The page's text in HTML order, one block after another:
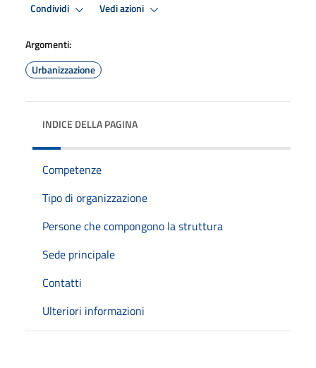
Condividi Vedi azioni
Argomenti:
Urbanizzazione
INDICE DELLA PAGINA
Competenze
Tipo di organizzazione
Persone che compongono la struttura
Sede principale
Contatti
Ulteriori informazioni